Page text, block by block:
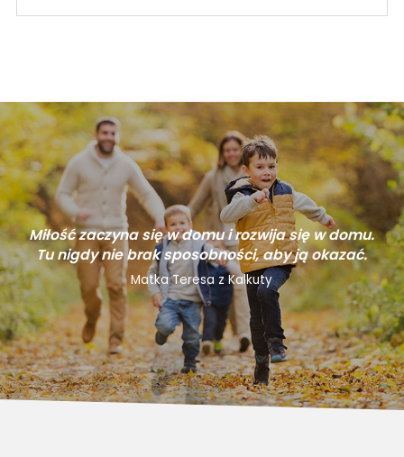
Miłość zaczyna się w domu i rozwija się w domu.
Tu nigdy nie brak sposobności, aby ją okazać.
Matka Teresa z Kalkuty